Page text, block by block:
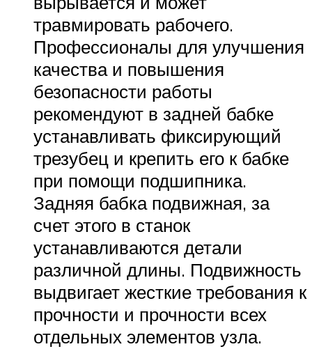
травмировать рабочего.
Профессионалы для улучшения
качества и повышения
безопасности работы
рекомендуют в задней бабке
устанавливать фиксирующий
трезубец и крепить его к бабке
при помощи подшипника.
Задняя бабка подвижная, за
счет этого в станок
устанавливаются детали
различной длины. Подвижность
выдвигает жесткие требования к
прочности и прочности всех
отдельных элементов узла.